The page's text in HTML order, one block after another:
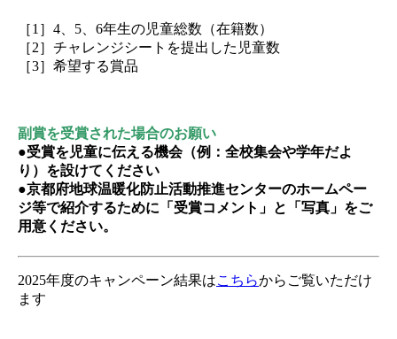
［1］4、5、6年生の児童総数（在籍数）
［2］チャレンジシートを提出した児童数
［3］希望する賞品
副賞を受賞された場合のお願い
●受賞を児童に伝える機会（例：全校集会や学年だよ
り）を設けてください
●京都府地球温暖化防止活動推進センターのホームペー
ジ等で紹介するために「受賞コメント」と「写真」をご
用意ください。
2025年度のキャンペーン結果はこちらからご覧いただけ
ます